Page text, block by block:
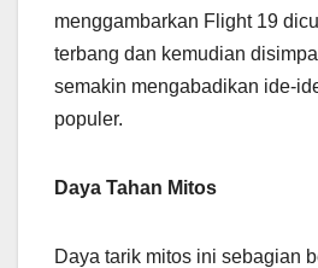
menggambarkan Flight 19
terbang dan kemudian
semakin mengabadikan ide-
populer.
Daya Tahan Mitos
Daya tarik mitos ini sebagian